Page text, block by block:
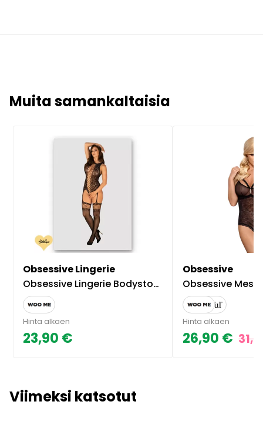
Muita samankaltaisia
Obsessive Lingerie
Obsessive Lingerie Bodystocking Musta S-L
Hinta alkaen
23,90 €
Obsessive
Obsessive Mesh Haaraton
Hinta alkaen
26,90 €
Viimeksi katsotut